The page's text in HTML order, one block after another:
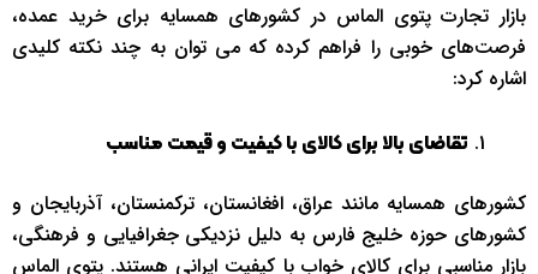
بازار تجارت پتوی الماس در کشورهای همسایه برای خرید عمده،
فرصت‌های خوبی را فراهم کرده که می ‌توان به چند نکته کلیدی
اشاره کرد:
تقاضای بالا برای کالای با کیفیت و قیمت مناسب
کشورهای همسایه مانند عراق، افغانستان، ترکمنستان، آذربایجان و
کشورهای حوزه خلیج فارس به دلیل نزدیکی جغرافیایی و فرهنگی،
بازار مناسبی برای کالای خواب با کیفیت ایرانی هستند. پتوی الماس